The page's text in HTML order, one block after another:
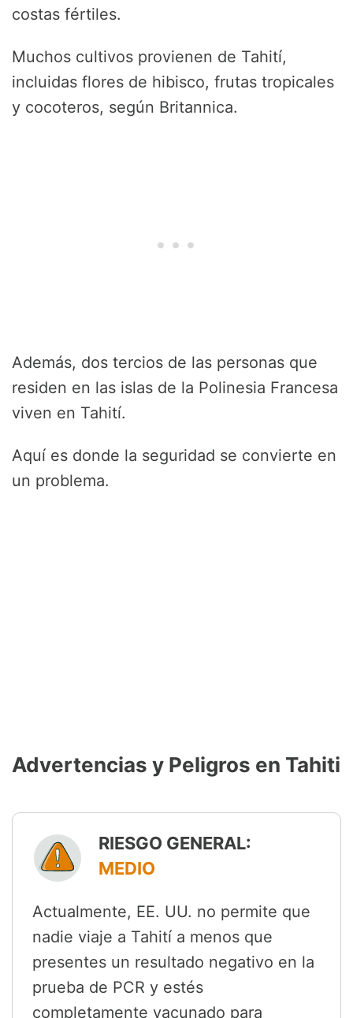
costas fértiles.
Muchos cultivos provienen de Tahití,
incluidas flores de hibisco, frutas tropicales
y cocoteros, según Britannica.
Además, dos tercios de las personas que
residen en las islas de la Polinesia Francesa
viven en Tahití.
Aquí es donde la seguridad se convierte en
un problema.
Advertencias y Peligros en Tahiti
RIESGO GENERAL:
MEDIO
Actualmente, EE. UU. no permite que
nadie viaje a Tahití a menos que
presentes un resultado negativo en la
prueba de PCR y estés
completamente vacunado para